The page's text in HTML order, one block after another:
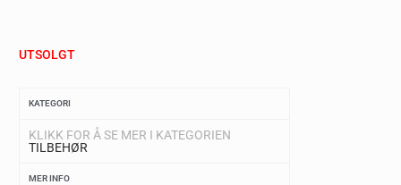
UTSOLGT
KATEGORI
KLIKK FOR Å SE MER I KATEGORIEN
TILBEHØR
MER INFO